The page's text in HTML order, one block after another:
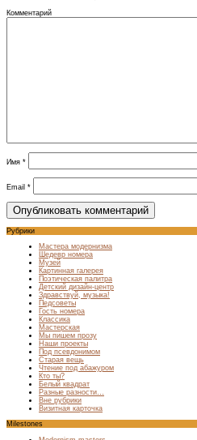
Комментарий
Имя *
Email *
Рубрики
Мастера модернизма
Шедевр номера
Музей
Картинная галерея
Поэтическая палитра
Детский дизайн-центр
Здравствуй, музыка!
Педсоветы
Гость номера
Классика
Мастерская
Мы пишем прозу
Наши проекты
Под псевдонимом
Старая вещь
Чтение под абажуром
Кто ты?
Белый квадрат
Разные разности…
Вне рубрики
Визитная карточка
Milestones